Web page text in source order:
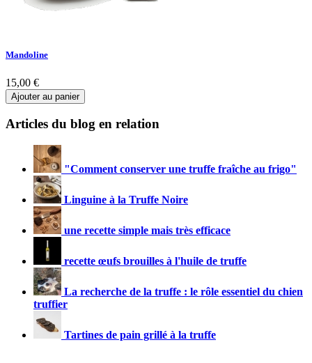
Mandoline
15,00 €
Ajouter au panier
Articles du blog en relation
"Comment conserver une truffe fraîche au frigo"
Linguine à la Truffe Noire
une recette simple mais très efficace
recette œufs brouilles à l'huile de truffe
La recherche de la truffe : le rôle essentiel du chien
truffier
Tartines de pain grillé à la truffe